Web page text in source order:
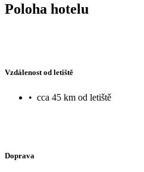
Poloha hotelu
Vzdálenost od letiště
• cca 45 km od letiště
Doprava